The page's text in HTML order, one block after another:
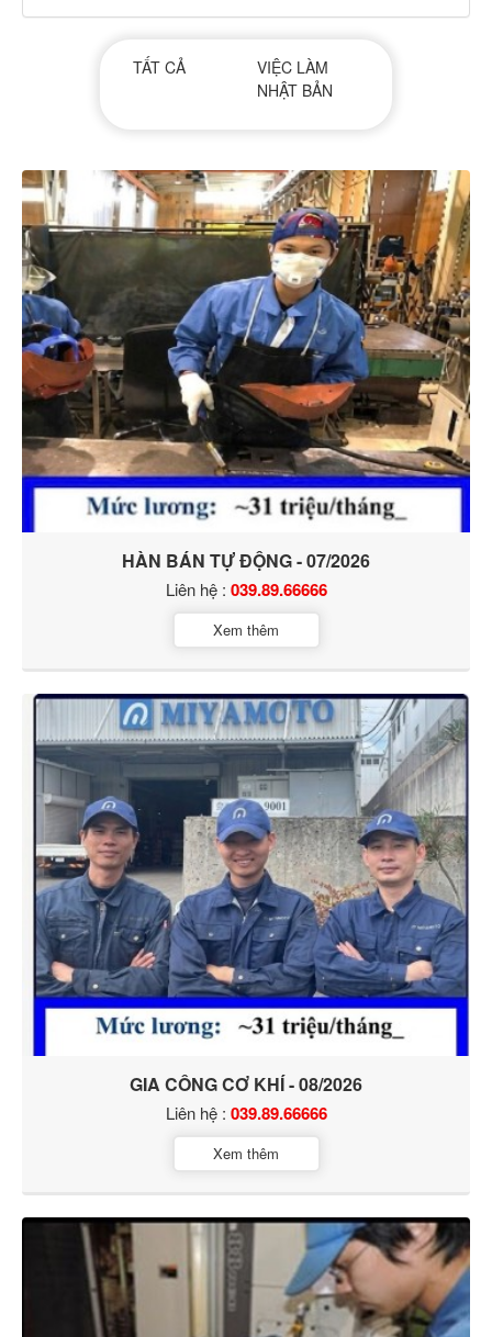
TẤT CẢ
VIỆC LÀM
NHẬT BẢN
HÀN BÁN TỰ ĐỘNG - 07/2026
Liên hệ : 039.89.66666
Xem thêm
GIA CÔNG CƠ KHÍ - 08/2026
Liên hệ : 039.89.66666
Xem thêm